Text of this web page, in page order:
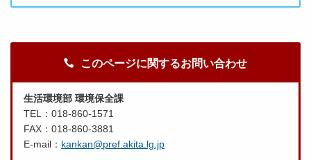
このページに関するお問い合わせ
生活環境部 環境保全課
TEL：018-860-1571
FAX：018-860-3881
E-mail： kankan@pref.akita.lg.jp